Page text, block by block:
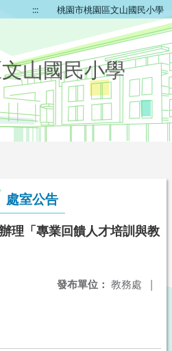
::: 桃園市桃園區文山國民小學
山國民小學
處室公告
理「專業回饋人才培訓與教
發布單位： 教務處 |